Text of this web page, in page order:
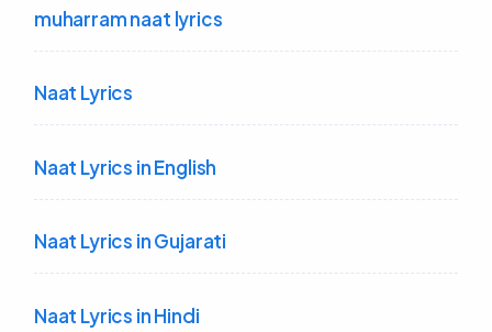
muharram naat lyrics
Naat Lyrics
Naat Lyrics in English
Naat Lyrics in Gujarati
Naat Lyrics in Hindi